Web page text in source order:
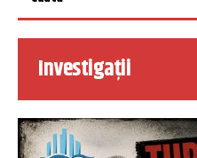
Investigații